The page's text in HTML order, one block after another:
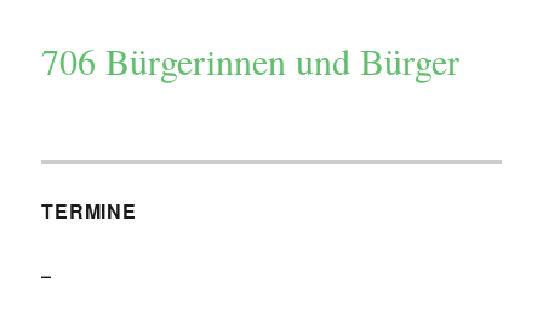
706Bürgerinnen und Bürger
TERMINE
–